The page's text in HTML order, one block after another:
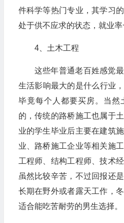
件科学等热门专业，其学习
处于供不应求的状态，就业率
4、土木工程
这些年普通老百姓感觉
生活影响最大的是什么行业
毕竟每个人都要买房。当然
的，传统的路桥施工也属于
业的学生毕业后主要在建筑
业、路桥施工企业等相关施
工程师、结构工程师、技术
虽然比较辛苦，不过回报还
长期在野外或者露天工作，
适合能吃苦耐劳的男生选择。